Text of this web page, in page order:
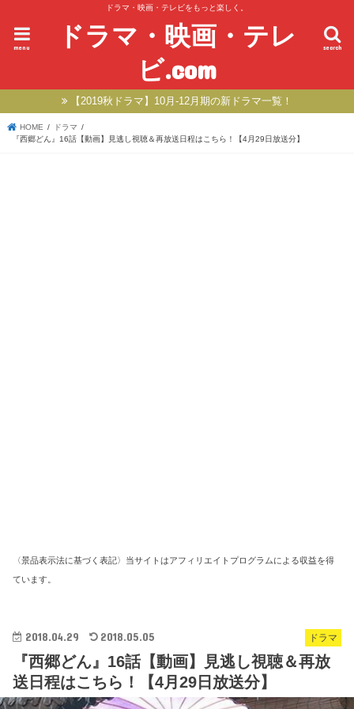
ドラマ・映画・テレビをもっと楽しく。
ドラマ・映画・テレ
ビ.com
search
menu
【2019秋ドラマ】10月-12月期の新ドラマ一覧！
HOME
ドラマ
『西郷どん』16話【動画】見逃し視聴＆再放送日程はこちら！【4月29日放送分】
〈景品表示法に基づく表記〉当サイトはアフィリエイトプログラムによる収益を得
ています。
ドラマ
2018.04.29 2018.05.05
『西郷どん』16話【動画】見逃し視聴＆再放
送日程はこちら！【4月29日放送分】